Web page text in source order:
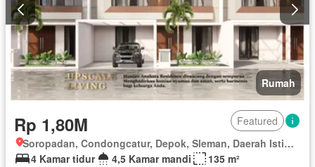
Rumah
Rp 1,80M
Featured
Soropadan, Condongcatur, Depok, Sleman, Daerah Istimewa Yogyakarta
4 Kamar tidur
4,5 Kamar mandi
135 m²